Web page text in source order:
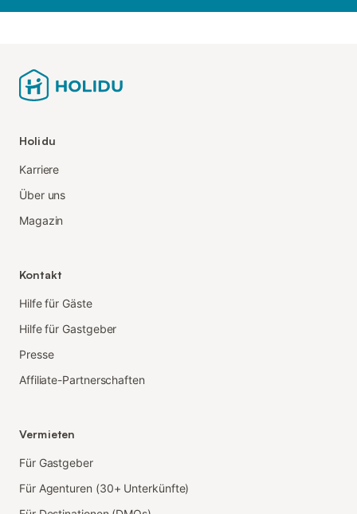
Holidu
Karriere
Über uns
Magazin
Kontakt
Hilfe für Gäste
Hilfe für Gastgeber
Presse
Affiliate-Partnerschaften
Vermieten
Für Gastgeber
Für Agenturen (30+ Unterkünfte)